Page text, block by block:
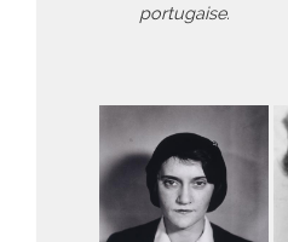
portugaise.